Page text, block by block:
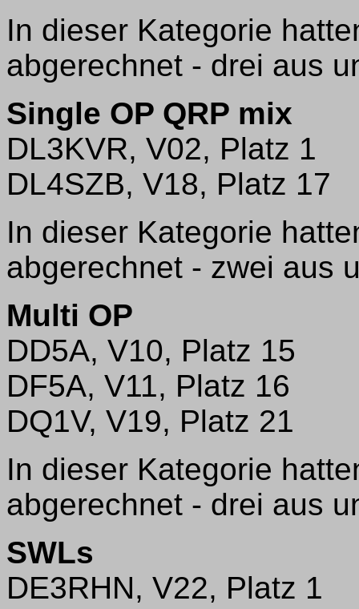
In dieser Kategorie
abgerechnet - drei aus
Single OP QRP mix
DL3KVR, V02, Platz 1
DL4SZB, V18, Platz 17
In dieser Kategorie
abgerechnet - zwei aus
Multi OP
DD5A, V10, Platz 15
DF5A, V11, Platz 16
DQ1V, V19, Platz 21
In dieser Kategorie
abgerechnet - drei aus
SWLs
DE3RHN, V22, Platz 1